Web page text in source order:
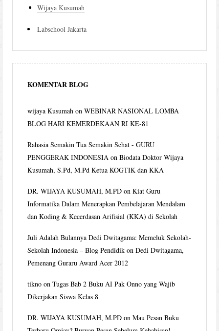
Wijaya Kusumah
Labschool Jakarta
KOMENTAR BLOG
wijaya Kusumah onWEBINAR NASIONAL LOMBA
BLOG HARI KEMERDEKAAN RI KE-81
Rahasia Semakin Tua Semakin Sehat - GURU
PENGGERAK INDONESIA onBiodata Doktor Wijaya
Kusumah, S.Pd, M.Pd Ketua KOGTIK dan KKA
DR. WIJAYA KUSUMAH, M.PD onKiat Guru
Informatika Dalam Menerapkan Pembelajaran Mendalam
dan Koding & Kecerdasan Arifisial (KKA) di Sekolah
Juli Adalah Bulannya Dedi Dwitagama: Memeluk Sekolah-
Sekolah Indonesia – Blog Pendidik onDedi Dwitagama,
Pemenang Guraru Award Acer 2012
tikno onTugas Bab 2 Buku AI Pak Onno yang Wajib
Dikerjakan Siswa Kelas 8
DR. WIJAYA KUSUMAH, M.PD onMau Pesan Buku